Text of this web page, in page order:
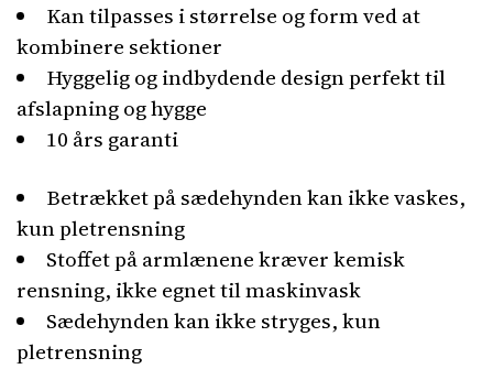
Kan tilpasses i størrelse og form ved at
kombinere sektioner
Hyggelig og indbydende design perfekt til
afslapning og hygge
10 års garanti
Betrækket på sædehynden kan ikke vaskes,
kun pletrensning
Stoffet på armlænene kræver kemisk
rensning, ikke egnet til maskinvask
Sædehynden kan ikke stryges, kun
pletrensning